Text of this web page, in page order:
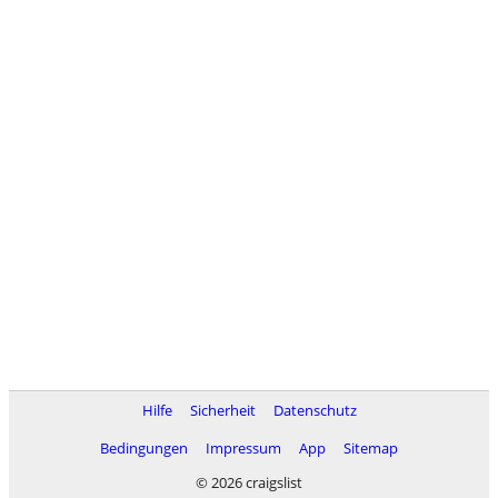
Hilfe Sicherheit
Datenschutz
Bedingungen
Impressum App
Sitemap
© 2026 craigslist